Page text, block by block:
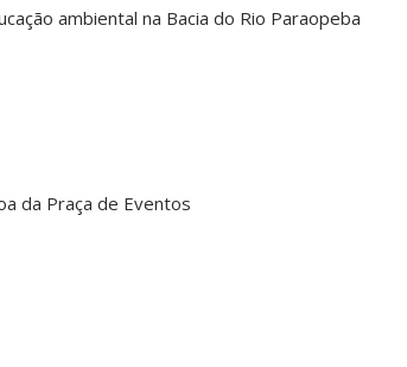
ambiental na Bacia do Rio Paraopeba
da Praça de Eventos